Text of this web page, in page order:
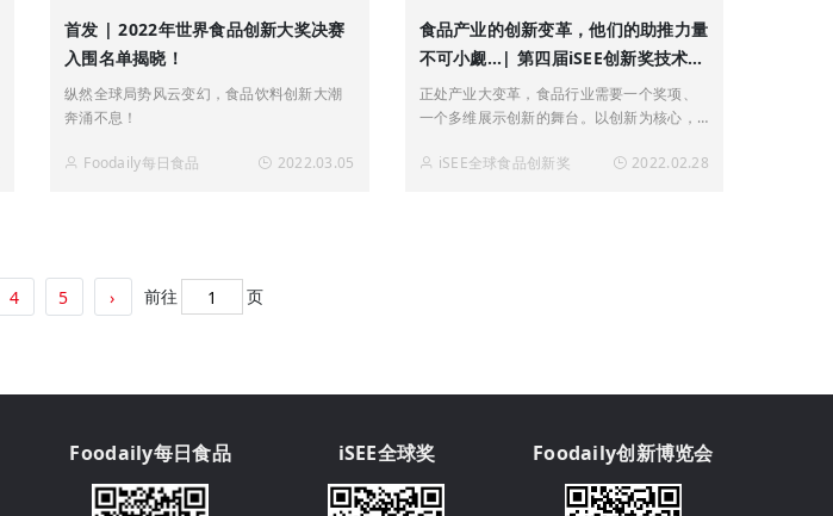
首发 | 2022年世界食品创新大奖决赛
入围名单揭晓！
纵然全球局势风云变幻，食品饮料创新大潮
奔涌不息！
Foodaily每日食品 2022.03.05
食品产业的创新变革，他们的助推力量
不可小觑...| 第四届iSEE创新奖技术
类/企业类/人物类入围名单公布
正处产业大变革，食品行业需要一个奖项、
一个多维展示创新的舞台。以创新为核心，
iSEE Award全球食品创新奖（以下简称iSEE
iSEE全球食品创新奖 2022.02.28
4 5 › 前往 页
Foodaily每日食品 iSEE全球奖 Foodaily创新博览会